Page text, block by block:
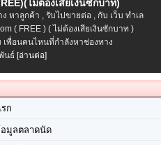
ไม่ต้องเสียเงินซักบาท)
ง หาลูกค้า , รับไปขายต่อ , กับ เว็บ ทำเล
( FREE ) ( ไม่ต้องเสียเงินซักบาท )
เพื่อนคนไหนที่กำลังหาช่องทาง
นธ์ [อ่านต่อ]
ก
มูลตลาดนัด